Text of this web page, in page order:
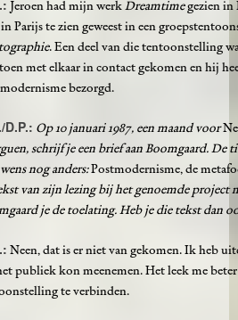
Jeroen had mijn werkDreamtimegezien in
Parijs te zien geweest in een
. Een deel van die tentoonstelling
met elkaar in contact gekomen en hij
bezorgd.
D.P.: Op 10 januari 1987, een maand voor
schrijf je een brief aan Boomgaard.
nog anders:Postmodernisme, de
van zijn lezing bij het genoemde project
je de toelating. Heb je die tekst dan
Neen, dat is er niet van gekomen. Ik heb
publiek kon meenemen. Het leek me
te verbinden.